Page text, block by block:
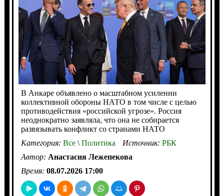
В Анкаре объявлено о масштабном усилении
коллективной обороны НАТО в том числе с целью
противодействия «российской угрозе». Россия
неоднократно заявляла, что она не собирается
развязывать конфликт со странами НАТО
Категория: Все\Политика Источник: РБК
Автор: Анастасия Лежепекова
Время: 08.07.2026 17:00